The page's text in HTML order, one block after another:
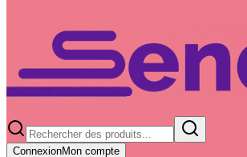
ConnexionMon compte